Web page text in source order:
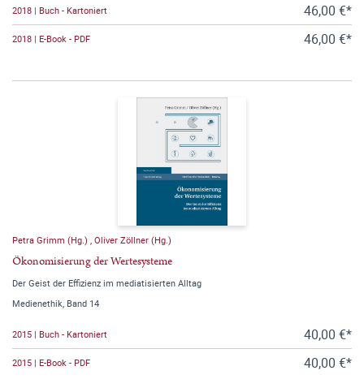
2018 | Buch - Kartoniert 46,00 €*
2018 | E-Book - PDF 46,00 €*
Petra Grimm (Hg.) Oliver Zöllner (Hg.)
Ökonomisierung der Wertesysteme
Der Geist der Effizienz im mediatisierten Alltag
Medienethik, Band 14
2015 | Buch - Kartoniert 40,00 €*
2015 | E-Book - PDF 40,00 €*